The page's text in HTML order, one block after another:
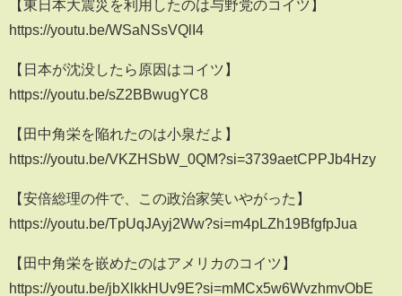
【東日本大震災を利用したのは与野党のコイツ】
https://youtu.be/WSaNSsVQlI4
【日本が沈没したら原因はコイツ】
https://youtu.be/sZ2BBwugYC8
【田中角栄を陥れたのは小泉だよ】
https://youtu.be/VKZHSbW_0QM?si=3739aetCPPJb4Hzy
【安倍総理の件で、この政治家笑いやがった】
https://youtu.be/TpUqJAyj2Ww?si=m4pLZh19BfgfpJua
【田中角栄を嵌めたのはアメリカのコイツ】
https://youtu.be/jbXlkkHUv9E?si=mMCx5w6WvzhmvObE